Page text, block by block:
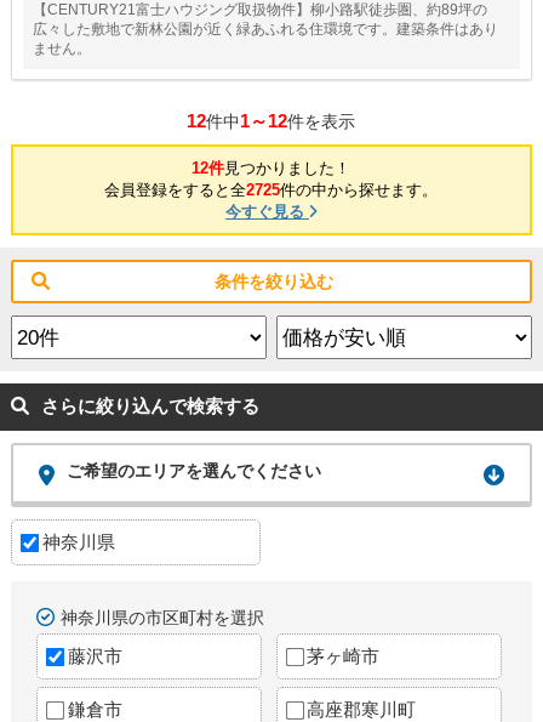
【CENTURY21富士ハウジング取扱物件】柳小路駅徒歩圏、約89坪の
広々した敷地で新林公園が近く緑あふれる住環境です。建築条件はあり
ません。
12件中1～12件を表示
12件見つかりました！
会員登録をすると全2725件の中から探せます。
今すぐ見る
条件を絞り込む
さらに絞り込んで検索する
ご希望のエリアを選んでください
神奈川県
神奈川県の市区町村を選択
藤沢市 茅ヶ崎市
鎌倉市 高座郡寒川町